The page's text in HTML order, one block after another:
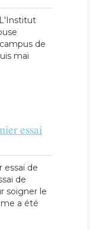
de
mai
essai
essai de
de
soigner le
a été